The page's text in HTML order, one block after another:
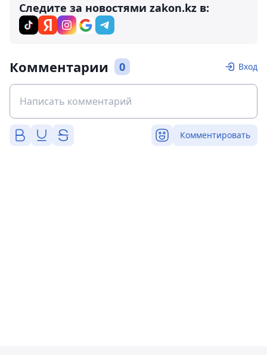
Следите за новостями zakon.kz в:
Комментарии 0 Вход
Комментировать